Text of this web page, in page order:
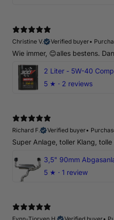
Christine V.
Verified buyer•
Wie immer, 😊alles bestens.
5 ★ · 2 reviews
Richard F.
Verified buyer•
Super Anlage, toller Klang, tolle
5 ★ · 1 review